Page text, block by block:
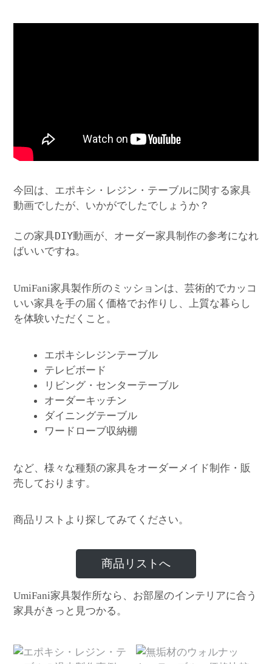
今回は、エポキシ・レジン・テーブルに関する家具
動画でしたが、いかがでしたでしょうか？
この家具DIY動画が、オーダー家具制作の参考になれ
ばいいですね。
UmiFani家具製作所のミッションは、芸術的でカッコ
いい家具を手の届く価格でお作りし、上質な暮らし
を体験いただくこと。
エポキシレジンテーブル
テレビボード
リビング・センターテーブル
オーダーキッチン
ダイニングテーブル
ワードローブ収納棚
など、様々な種類の家具をオーダーメイド制作・販
売しております。
商品リストより探してみてください。
商品リストへ
UmiFani家具製作所なら、お部屋のインテリアに合う
家具がきっと見つかる。